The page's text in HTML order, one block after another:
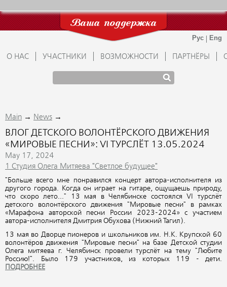
Ваша поддержка
О НАС УЧАСТНИКИ ВОЗМОЖНОСТИ ПАРТНЁРЫ
Main → News →
ВЛОГ ДЕТСКОГО ВОЛОНТЁРСКОГО ДВИЖЕНИЯ
«МИРОВЫЕ ПЕСНИ»: VI ТУРСЛЁТ 13.05.2024
May 17, 2024
1 Студия Олега Митяева "Светлое будущее"
"Больше всего мне понравился концерт автора-исполнителя из
другого города. Когда он играет на гитаре, ощущаешь природу,
что скоро лето..." 13 мая в Челябинске состоялся VI турслёт
детского волонтёрского движения "Мировые песни" в рамках
«Марафона авторской песни России 2023-2024» с участием
автора-исполнителя Дмитрия Обухова (Нижний Тагил).
13 мая во Дворце пионеров и школьников им. Н.К. Крупской 60
волонтёров движения "Мировые песни" на базе Детской студии
Олега митяева г. Челябинск провели турслёт на тему "Любите
Россию!". Было 179 участников, из которых 119 - дети.
ПОДРОБНЕЕ